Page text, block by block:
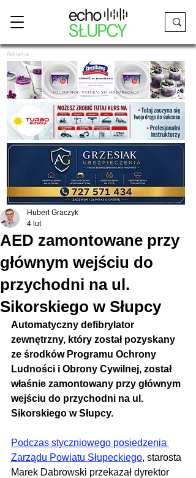
Reklama
AED zamontowane przy
głównym wejściu do
przychodni na ul.
Sikorskiego w Słupcy
Hubert Graczyk
4 lut
Automatyczny defibrylator
zewnętrzny, który został pozyskany
ze środków Programu Ochrony
Ludności i Obrony Cywilnej, został
właśnie zamontowany przy głównym
wejściu do przychodni na ul.
Sikorskiego w Słupcy.
Podczas styczniowego posiedzenia
Zarządu Powiatu Słupeckiego, starosta
Marek Dabrowski przekazał dyrektor